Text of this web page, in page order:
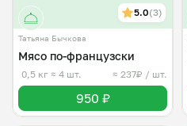
5.0(3)
Татьяна Бычкова
Мясо по-французски
0,5 кг ≈ 4 шт. ≈ 237₽ / шт.
950 ₽